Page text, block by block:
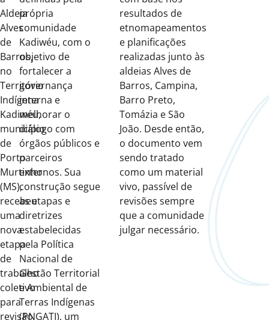
Aldeia
Alves
de
Barros,
no
Território
Indígena
Kadiwéu,
município
de
Porto
Murtinho
(MS),
recebeu
uma
nova
etapa
de
trabalho
coletivo
para
revisão
própria
comunidade
Kadiwéu, com o
objetivo de
fortalecer a
governança
interna e
melhorar o
diálogo com
órgãos públicos e
parceiros
externos. Sua
construção segue
as etapas e
diretrizes
estabelecidas
pela Política
Nacional de
Gestão Territorial
e Ambiental de
Terras Indígenas
(PNGATI), um
resultados de
etnomapeamentos
e planificações
realizadas junto às
aldeias Alves de
Barros, Campina,
Barro Preto,
Tomázia e São
João. Desde então,
o documento vem
sendo tratado
como um material
vivo, passível de
revisões sempre
que a comunidade
julgar necessário.